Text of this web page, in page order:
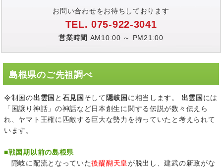
お問い合わせをお待ちしております
TEL. 075-922-3041
営業時間 AM10:00 ～ PM21:00
島根県のご先祖調べ
令制国の出雲国 と 石見国 そして 隠岐国 に相当します。 出雲国 には
「国譲り神話」の神話など日本創生に関する伝説が数々伝えら
れ、ヤマト王権に匹敵する巨大な勢力を持っていたと考えられて
います。
■戦国期以前の島根県
隠岐に配流となっていた後醍醐天皇が脱出し、建武の新政がな